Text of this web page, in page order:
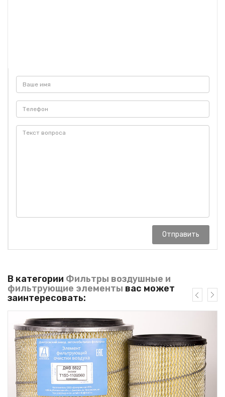
Отправить
В категории Фильтры воздушные и
фильтрующие элементы вас может
заинтересовать: